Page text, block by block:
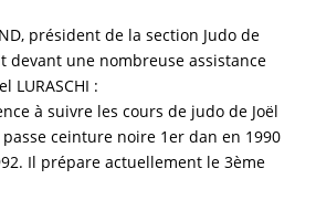
président de la section Judo de
devant une nombreuse assistance
LURASCHI :
à suivre les cours de judo de Joël
passe ceinture noire 1er dan en 1990
Il prépare actuellement le 3ème